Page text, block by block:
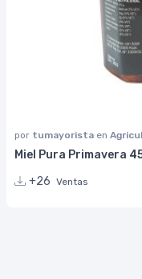
por tumayorista en
Miel Pura Primavera
+26 Ventas